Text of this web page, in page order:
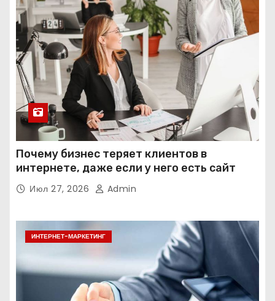
Почему бизнес теряет клиентов в
интернете, даже если у него есть сайт
Июл 27, 2026 Admin
ИНТЕРНЕТ-МАРКЕТИНГ